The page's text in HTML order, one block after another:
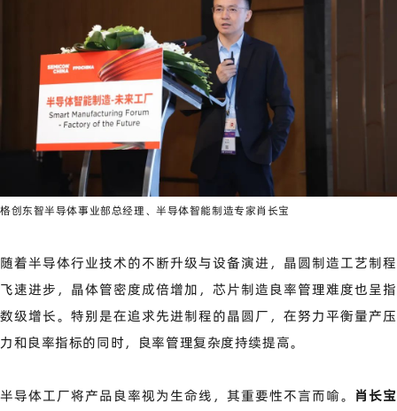
格创东智半导体事业部总经理、半导体智能制造专家肖长宝
随着半导体行业技术的不断升级与设备演进，晶圆制造工艺制程
飞速进步，晶体管密度成倍增加，芯片制造良率管理难度也呈指
数级增长。特别是在追求先进制程的晶圆厂，在努力平衡量产压
力和良率指标的同时，良率管理复杂度持续提高。
半导体工厂将产品良率视为生命线，其重要性不言而喻。 肖长宝